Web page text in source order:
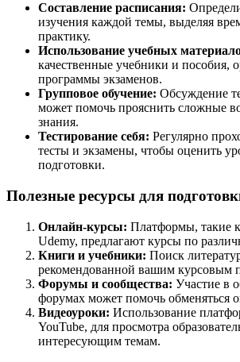
Составление расписания:
изучения каждой темы, выделяя
практику.
Использование учебных
качественные учебники и пособия,
программы экзаменов.
Групповое обучение: Обсуждение
может помочь прояснить сложные
знания.
Тестирование себя: Регулярно
тесты и экзамены, чтобы оценить
подготовки.
Полезные ресурсы для
Онлайн-курсы: Платформы, такие
Udemy, предлагают курсы по
Книги и учебники: Поиск
рекомендованной вашим курсовым
Форумы и сообщества: Участие в
форумах может помочь обменяться
Видеоуроки: Использование
YouTube, для просмотра
интересующим темам.